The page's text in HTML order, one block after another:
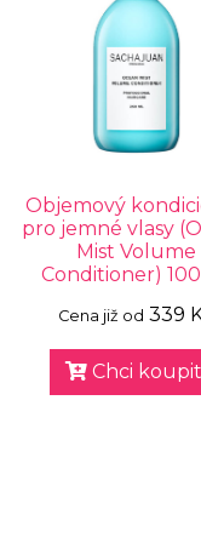
Objemový
pro jemné vlasy
Mist Volume
Conditioner) 100
Cena již od 339
Chci koupit